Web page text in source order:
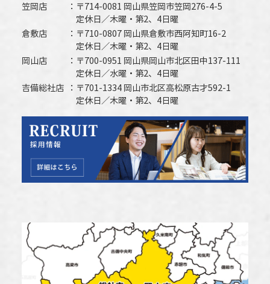
笠岡店
〒714-0081 岡山県笠岡市笠岡276-4-5
定休日／木曜・第2、4日曜
倉敷店
〒710-0807 岡山県倉敷市西阿知町16-2
定休日／木曜・第2、4日曜
岡山店
〒700-0951 岡山県岡山市北区田中137-111
定休日／水曜・第2、4日曜
吉備総社店
〒701-1334 岡山市北区高松原古才592-1
定休日／木曜・第2、4日曜